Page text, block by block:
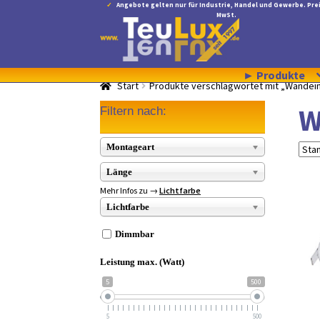
Angebote gelten nur für Industrie, Handel und Gewerbe.
MwSt.
Navigation
springen
Inhalt
springen
► Produkte
Start Produkte verschlagwortet mit
Filtern nach:
Montageart
Länge
Mehr Infos zu →Lichtfarbe
Lichtfarbe
Dimmbar
Leistung max. (Watt)
5 500
5 500